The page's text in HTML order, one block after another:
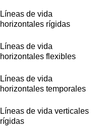
Líneas de vida
horizontales rígidas
Líneas de vida
horizontales flexibles
Líneas de vida
horizontales temporales
Líneas de vida verticales
rígidas